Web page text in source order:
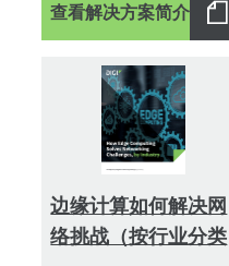
查看解决方案简介
边缘计算如何解决网
络挑战（按行业分类